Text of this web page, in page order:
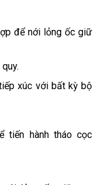
để nới lỏng ốc giữ
xúc với bất kỳ bộ
tiến hành tháo cọc